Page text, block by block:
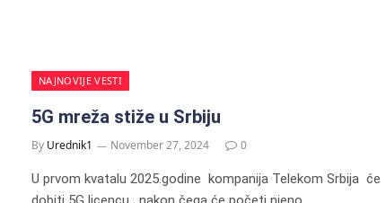
NAJNOVIJE VESTI
5G mreža stiže u Srbiju
By Urednik1 November 27, 2024 0
U prvom kvatalu 2025.godine kompanija Telekom Srbija će